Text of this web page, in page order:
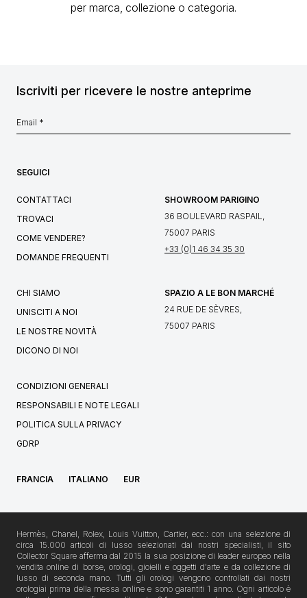
per marca, collezione o categoria.
Iscriviti per ricevere le nostre anteprime
SEGUICI
CONTATTACI
TROVACI
COME VENDERE?
DOMANDE FREQUENTI
SHOWROOM PARIGINO
36 BOULEVARD RASPAIL,
75007 PARIS
+33 (0)1 46 34 35 30
CHI SIAMO
UNISCITI A NOI
LE NOSTRE NOVITÀ
DICONO DI NOI
SPAZIO A LE BON MARCHÉ
24 RUE DE SÈVRES,
75007 PARIS
CONDIZIONI GENERALI
RESPONSABILI E NOTE LEGALI
POLITICA SULLA PRIVACY
GDRP
FRANCIA ITALIANO EUR
Hermès, Chanel, Rolex, Louis Vuitton, Cartier, ecc.: con una selezione di
circa 15.000 articoli di lusso selezionati dai nostri specialisti, il sito
Collector Square afferma dal 2015 la sua posizione di leader europeo nella
vendita online di borse, orologi, gioielli e oggetti d'arte e da collezione di
lusso di seconda mano. Tutti gli orologi vengono controllati dai nostri
orologiai prima della messa online e sono garantiti 1 anno. Ogni articolo è